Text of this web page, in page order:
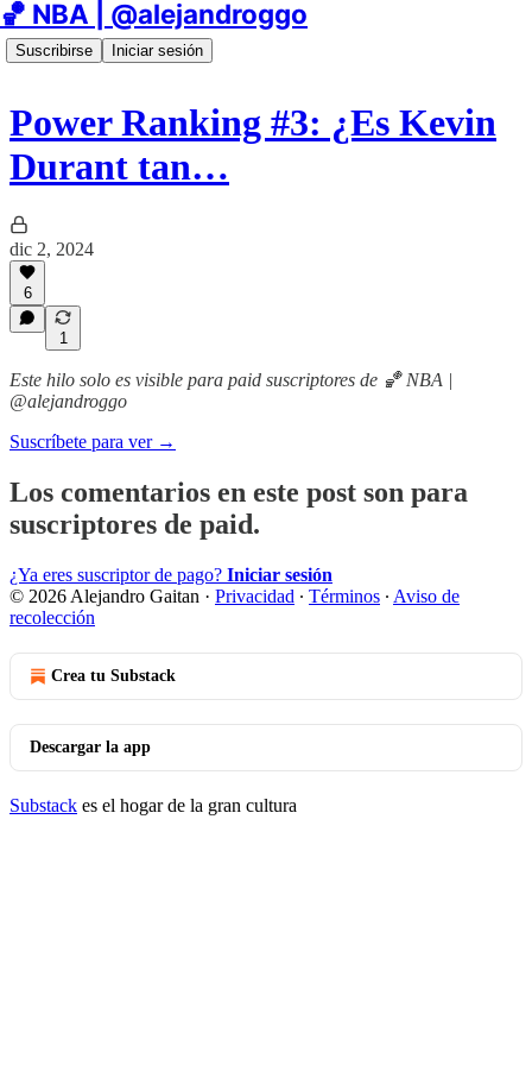
🏀 NBA | @alejandroggo
Suscribirse Iniciar sesión
Power Ranking #3: ¿Es Kevin
Durant tan…
dic 2, 2024
6
1
Este hilo solo es visible para paid suscriptores de 🏀 NBA |
@alejandroggo
Suscríbete para ver →
Los comentarios en este post son para
suscriptores de paid.
¿Ya eres suscriptor de pago? Iniciar sesión
© 2026 Alejandro Gaitan · Privacidad ∙ Términos ∙ Aviso de
recolección
Crea tu Substack
Descargar la app
Substack es el hogar de la gran cultura